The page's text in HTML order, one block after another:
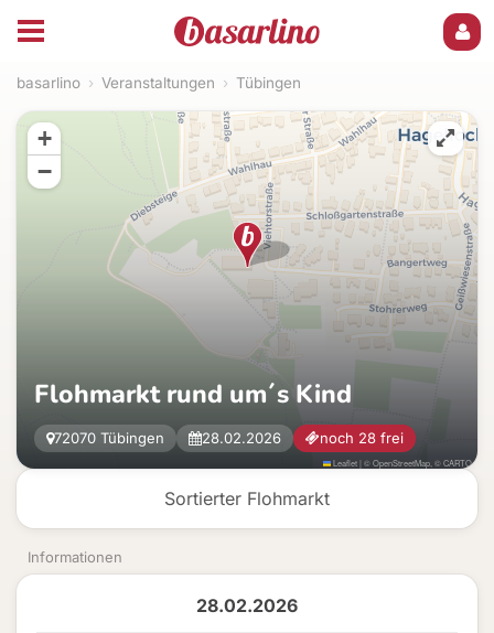
basarlino › Veranstaltungen › Tübingen
Sortierter Flohmarkt
Informationen
28.02.2026
Flohmarkt rund um´s Kind
72070 Tübingen 28.02.2026 noch 28 frei
+
−
Leaflet| ©OpenStreetMap , ©CARTO